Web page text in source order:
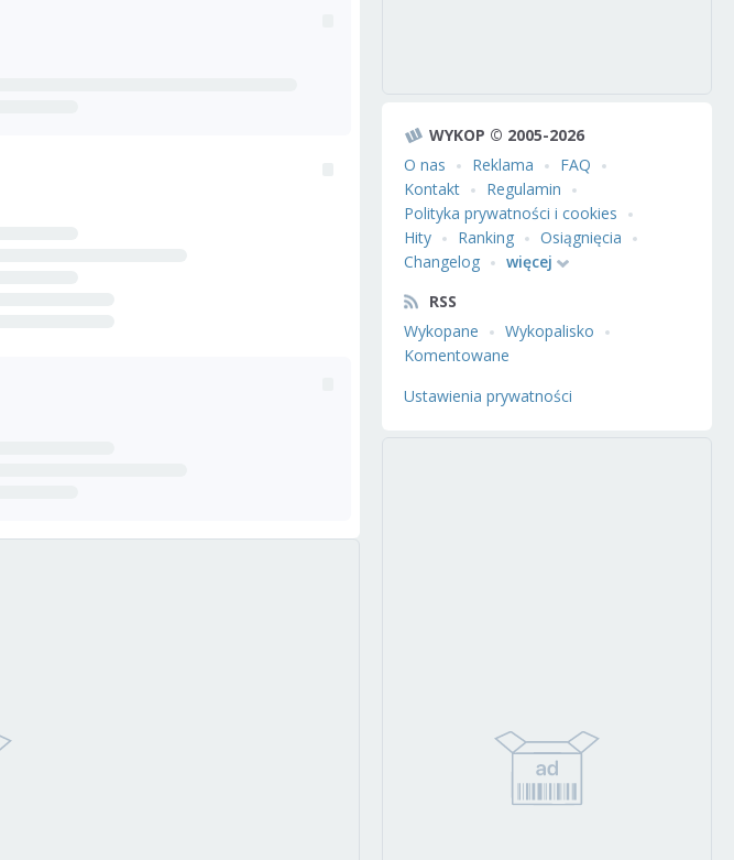
WYKOP © 2005-2026
O nas
Reklama
FAQ
Kontakt
Regulamin
Polityka prywatności i cookies
Hity
Ranking
Osiągnięcia
Changelog
więcej
RSS
Wykopane
Wykopalisko
Komentowane
Ustawienia prywatności